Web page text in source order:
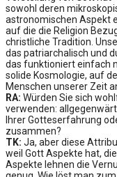
sowohl deren
astronomischen Aspekt
auf die die Religion
christliche Tradition.
das patriarchalisch und
das funktioniert einfach
solide Kosmologie, auf
Menschen unserer Zeit
RA: Würden Sie sich
verwenden:
Ihrer Gotteserfahrung
zusammen?
TK: Ja, aber diese
weil Gott Aspekte hat,
Aspekte lehnen die